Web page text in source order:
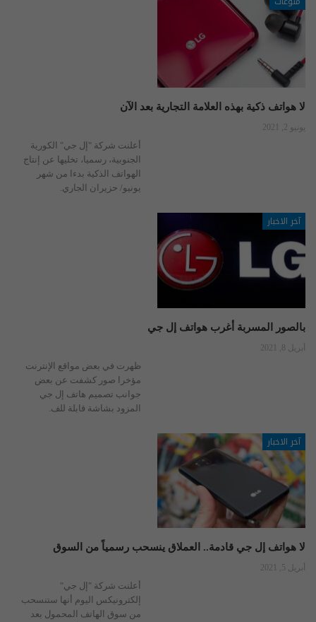
لا هواتف ذكية بهذه العلامة التجارية بعد الآن
يونيو 2, 2021
أعلنت شركة "إل جي" الكورية
الجنوبية، رسميا، تخليها عن إنتاج
الهواتف الذكية بدءا من شهر
يونيو/ حزيران الجاري.
آخر الاخبار
بالصور المسربة أغرب هواتف إل جي
أبريل 8, 2021
ظهرت في بعض مواقع الإنترنت
مؤخرا صور كشفت عن بعض
جوانب تصميم هاتف إل جي
المزود بشاشة قابلة للف.
آخر الاخبار
لا هواتف إل جي قادمة.. العملاق ينسحب رسمياً من السوق
أبريل 5, 2021
أعلنت شركة "إل جي"
إلكترونيكس اليوم أنها ستنسحب
من سوق الهاتف المحمول بعد